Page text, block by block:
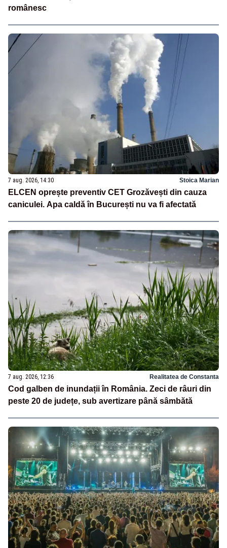
românesc
7 aug. 2026, 14:30 Stoica Marian
ELCEN oprește preventiv CET Grozăvești din cauza
caniculei. Apa caldă în București nu va fi afectată
7 aug. 2026, 12:36 Realitatea de Constanta
Cod galben de inundații în România. Zeci de râuri din
peste 20 de județe, sub avertizare până sâmbătă